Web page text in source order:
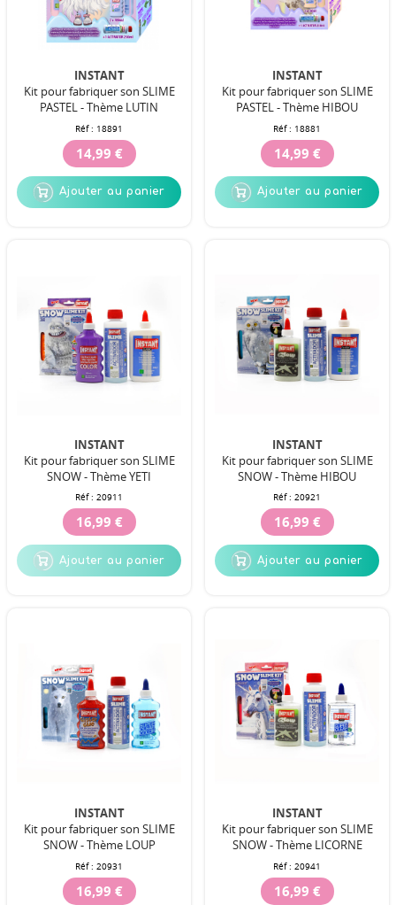
INSTANT
Kit pour fabriquer son SLIME
PASTEL - Thème LUTIN
Réf : 18891
14,99 €
Ajouter au panier
INSTANT
Kit pour fabriquer son SLIME
PASTEL - Thème HIBOU
Réf : 18881
14,99 €
Ajouter au panier
INSTANT
Kit pour fabriquer son SLIME
SNOW - Thème YETI
Réf : 20911
16,99 €
Ajouter au panier
INSTANT
Kit pour fabriquer son SLIME
SNOW - Thème HIBOU
Réf : 20921
16,99 €
Ajouter au panier
INSTANT
Kit pour fabriquer son SLIME
SNOW - Thème LOUP
Réf : 20931
16,99 €
INSTANT
Kit pour fabriquer son SLIME
SNOW - Thème LICORNE
Réf : 20941
16,99 €